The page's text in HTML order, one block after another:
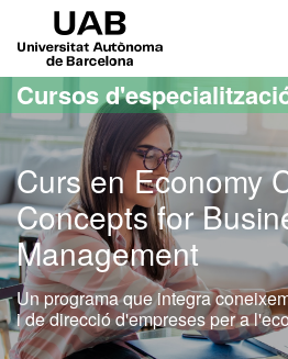
Ves al contingut principal
Ves a la navegació de la pàgina
Cursos
Curs en Economy
Concepts for
Management
Un programa que integra
i de direcció d'empreses per a